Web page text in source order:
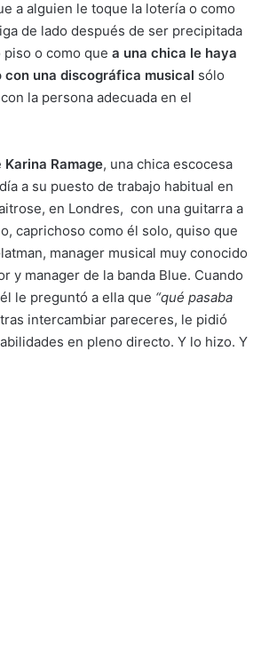
a alguien le toque la lotería o como
de lado después de ser precipitada
o como que a una chica le haya
con una discográfica musical sólo
la persona adecuada en el
Karina Ramage, una chica escocesa
a su puesto de trabajo habitual en
en Londres, con una guitarra a
caprichoso como él solo, quiso que
manager musical muy conocido
y manager de la banda Blue. Cuando
le preguntó a ella que “qué pasaba
intercambiar pareceres, le pidió
en pleno directo. Y lo hizo. Y